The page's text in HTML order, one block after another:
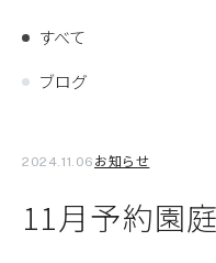
すべて
ブログ
2024.11.06 お知らせ
11月予約園